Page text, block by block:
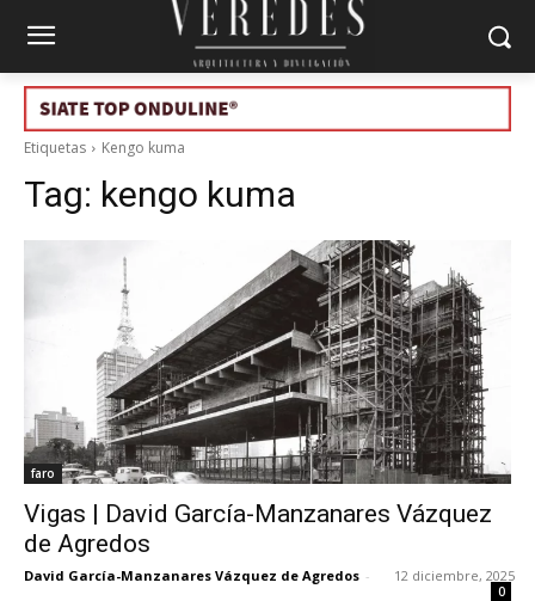
Etiquetas Kengo kuma
Tag: kengo kuma
faro
Vigas | David García-Manzanares Vázquez
de Agredos
David García-Manzanares Vázquez de Agredos - 12 diciembre, 2025
0